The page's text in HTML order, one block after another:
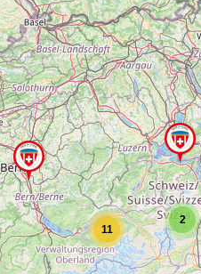
11
2